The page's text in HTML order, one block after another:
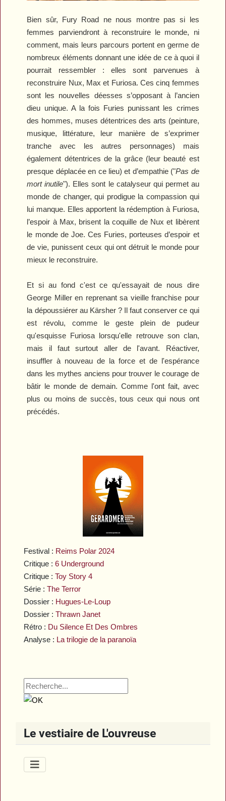
Festival : Reims Polar 2024
Critique :6 Underground
Critique :Toy Story 4
Série :The Terror
Dossier : Hugues-Le-Loup
Dossier :Thrawn Janet
Rétro : Du Silence Et Des Ombres
Analyse : La trilogie de la paranoïa
Le vestiaire de L'ouvreuse
Bien sûr, Fury Road ne nous montre pas si les
femmes parviendront à reconstruire le monde, ni
comment, mais leurs parcours portent en germe de
nombreux éléments donnant une idée de ce à quoi il
pourrait ressembler : elles sont parvenues à
reconstruire Nux, Max et Furiosa. Ces cinq femmes
sont les nouvelles déesses s’opposant à l’ancien
dieu unique. A la fois Furies punissant les crimes
des hommes, muses détentrices des arts (peinture,
musique, littérature, leur manière de s’exprimer
tranche avec les autres personnages) mais
également détentrices de la grâce (leur beauté est
presque déplacée en ce lieu) et d’empathie ("Pas de
mort inutile"). Elles sont le catalyseur qui permet au
monde de changer, qui prodigue la compassion qui
lui manque. Elles apportent la rédemption à Furiosa,
l’espoir à Max, brisent la coquille de Nux et libèrent
le monde de Joe. Ces Furies, porteuses d’espoir et
de vie, punissent ceux qui ont détruit le monde pour
mieux le reconstruire.
Et si au fond c'est ce qu'essayait de nous dire
George Miller en reprenant sa vieille franchise pour
la dépoussiérer au Kärsher ? Il faut conserver ce qui
est révolu, comme le geste plein de pudeur
qu'esquisse Furiosa lorsqu'elle retrouve son clan,
mais il faut surtout aller de l'avant. Réactiver,
insuffler à nouveau de la force et de l'espérance
dans les mythes anciens pour trouver le courage de
bâtir le monde de demain. Comme l'ont fait, avec
plus ou moins de succès, tous ceux qui nous ont
précédés.